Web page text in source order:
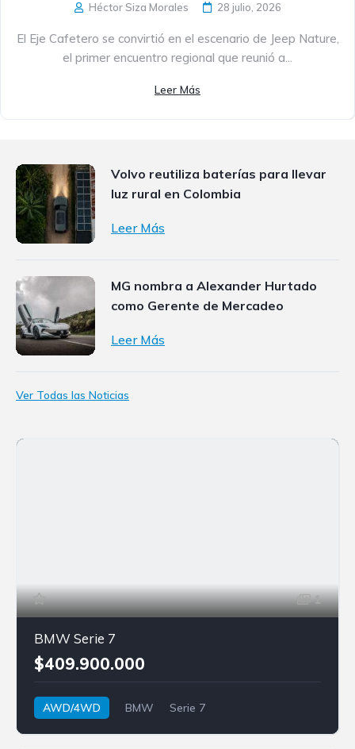
Héctor Siza Morales 28 julio, 2026
El Eje Cafetero se convirtió en el escenario de Jeep Nature,
el primer encuentro regional que reunió a...
Leer Más
Volvo reutiliza baterías para llevar
luz rural en Colombia
Leer Más
MG nombra a Alexander Hurtado
como Gerente de Mercadeo
Leer Más
Ver Todas las Noticias
1
BMW Serie 7
$409.900.000
AWD/4WD BMW Serie 7